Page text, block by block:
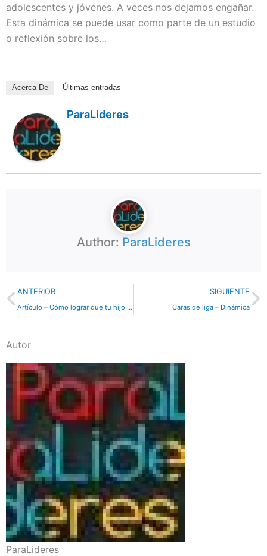
adolescentes y jóvenes. A veces nos dejamos engañar.
Esta dinámica se puede usar como parte de un estudio
o reflexión sobre los…
Acerca De Últimas entradas
ParaLideres
Author: ParaLideres
Previo
ANTERIOR
Artículo – Cómo lograr que tu hijo deje el teléfono inteligente
SIGUIENTE
Caras de liga – Dinámica
Autor
ParaLideres